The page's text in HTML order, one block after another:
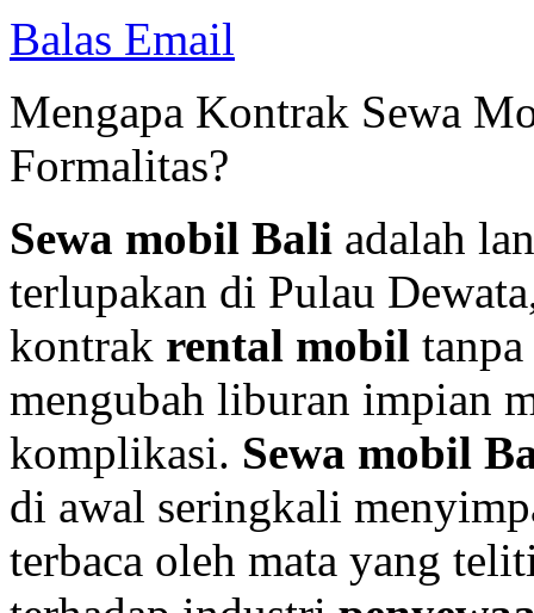
Balas Email
Mengapa Kontrak Sewa
Formalitas?
Sewa mobil Bali adalah
terlupakan di Pulau
kontrak rental mobil
mengubah liburan impian
komplikasi. Sewa mobil
di awal seringkali
terbaca oleh mata yang